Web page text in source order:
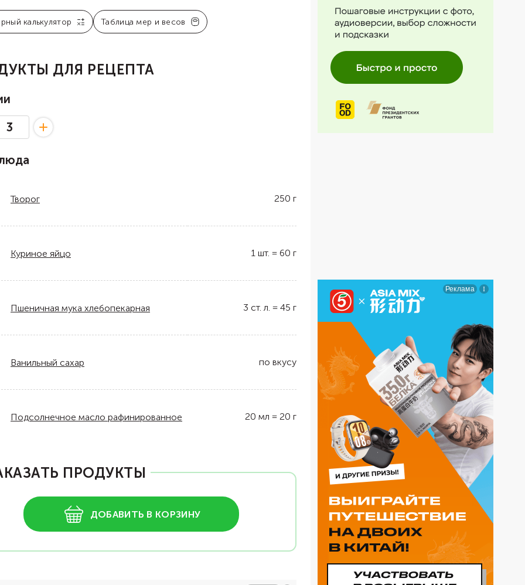
калькулятор Таблица мер и весов
ДЛЯ РЕЦЕПТА
Творог 250 г
Куриное яйцо 1 шт. = 60 г
Пшеничная мука хлебопекарная 3 ст. л. = 45 г
Ванильный сахар по вкусу
Подсолнечное масло рафинированное 20 мл = 20 г
ПРОДУКТЫ
ДОБАВИТЬ В КОРЗИНУ